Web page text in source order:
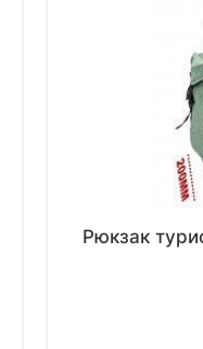
Рюкзак